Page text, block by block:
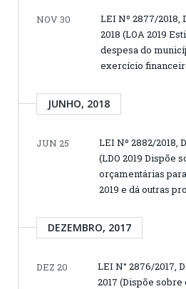
NOV 30
LEI Nº 2877/2018,
2018 (LOA 2019
despesa do
exercício
JUNHO, 2018
JUN 25
LEI Nº 2882/2018,
(LDO 2019 Dispõe
orçamentárias
2019 e dá outras
DEZEMBRO, 2017
DEZ 20
LEI N° 2876/2017,
2017 (Dispõe